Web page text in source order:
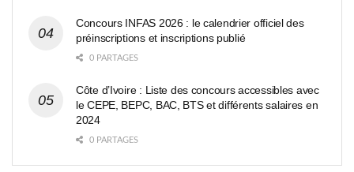
Concours INFAS 2026 : le calendrier officiel des
préinscriptions et inscriptions publié
0 PARTAGES
Côte d’Ivoire : Liste des concours accessibles avec
le CEPE, BEPC, BAC, BTS et différents salaires en
2024
0 PARTAGES